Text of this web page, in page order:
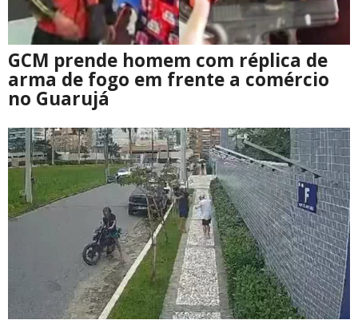
GCM prende homem com réplica de
arma de fogo em frente a comércio
no Guarujá